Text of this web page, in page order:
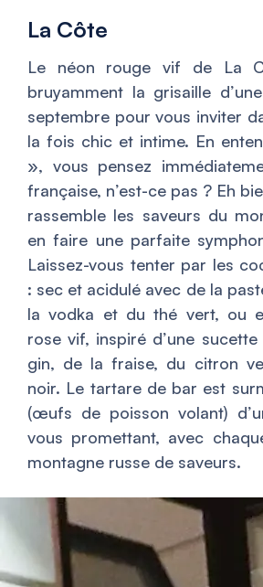
La Côte
Le néon rouge vif de La
bruyamment la grisaille
septembre pour vous inviter
la fois chic et intime. En
», vous pensez
française, n’est-ce pas ? Eh
rassemble les saveurs du
en faire une parfaite
Laissez-vous tenter par les
: sec et acidulé avec de la
la vodka et du thé vert, ou
rose vif, inspiré d’une
gin, de la fraise, du citron
noir. Le tartare de bar est
(œufs de poisson volant)
vous promettant, avec
montagne russe de saveurs.